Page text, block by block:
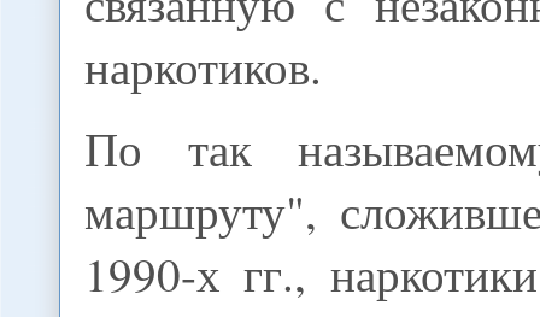
наркотиков.
По так
маршруту",
1990-х гг.,